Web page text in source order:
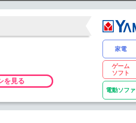
を見る
家電
ゲーム
ソフト
電動ソファ